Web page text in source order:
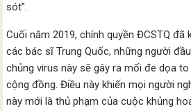
sót”.
Cuối năm 2019, chính quyền ĐCSTQ đã
các bác sĩ Trung Quốc, những người
chủng virus này sẽ gây ra mối đe dọa
cộng đồng. Điều này khiến mọi người
này mới là thủ phạm của cuộc khủng